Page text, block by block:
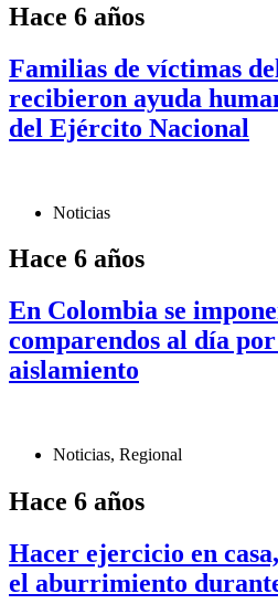
Hace 6 años
Familias de víctimas
recibieron ayuda
del Ejército Nacional
Noticias
Hace 6 años
En Colombia se
comparendos al día
aislamiento
Noticias, Regional
Hace 6 años
Hacer ejercicio en
el aburrimiento